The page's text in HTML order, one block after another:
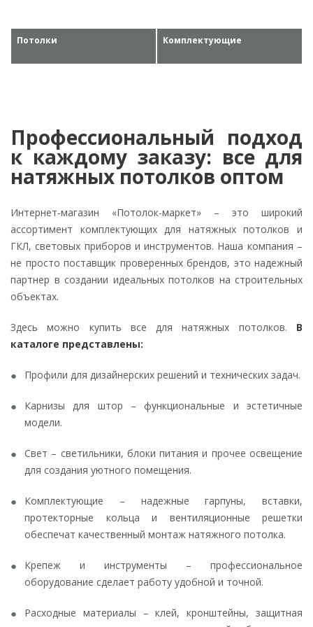
Потолки Комплектующие
Профессиональный подход
к каждому заказу: все для
натяжных потолков оптом
Интернет-магазин «Потолок-маркет» – это широкий
ассортимент комплектующих для натяжных потолков и
ГКЛ, световых приборов и инструментов. Наша компания –
не просто поставщик проверенных брендов, это надежный
партнер в создании идеальных потолков на строительных
объектах.
Здесь можно купить все для натяжных потолков. В
каталоге представлены:
Профили для дизайнерских решений и технических задач.
Карнизы для штор – функциональные и эстетичные
модели.
Свет – светильники, блоки питания и прочее освещение
для создания уютного помещения.
Комплектующие – надежные гарпуны, вставки,
протекторные кольца и вентиляционные решетки
обеспечат качественный монтаж натяжного потолка.
Крепеж и инструменты – профессиональное
оборудование сделает работу удобной и точной.
Расходные материалы – клей, кронштейны, защитная